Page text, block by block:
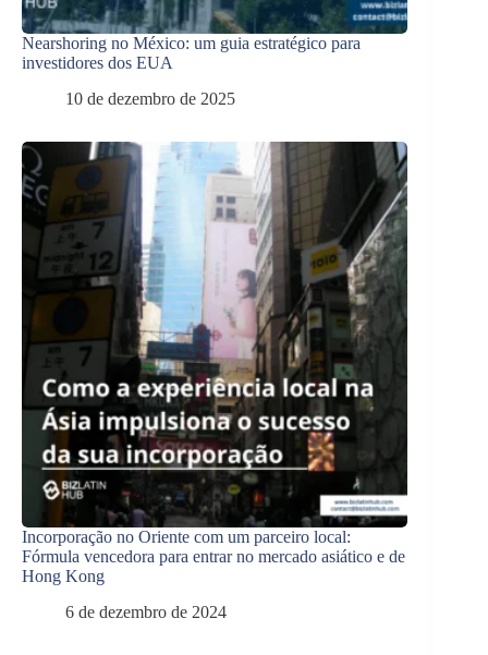
Nearshoring no México: um guia estratégico para
investidores dos EUA
10 de dezembro de 2025
Incorporação no Oriente com um parceiro local:
Fórmula vencedora para entrar no mercado asiático e de
Hong Kong
6 de dezembro de 2024